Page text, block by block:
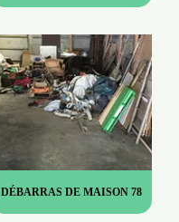
DÉBARRAS DE MAISON 78